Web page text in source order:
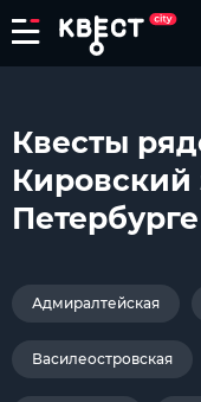
Квесты
Кировский
Петербурге
Адмиралтейская
Василеостровская